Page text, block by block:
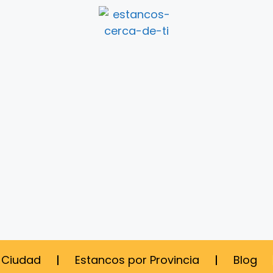
Estancos por Provincia Blog